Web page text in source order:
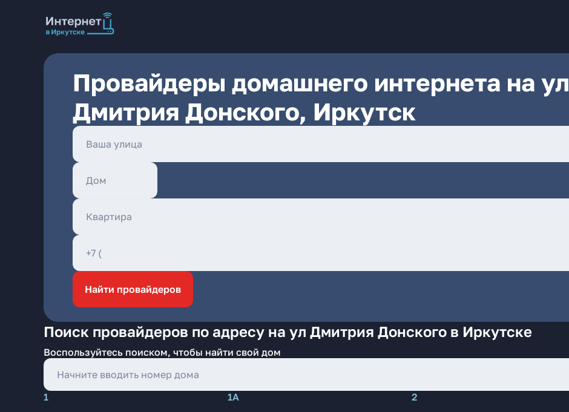
Провайдеры домашнего интернета на ул
Дмитрия Донского, Иркутск
Найти провайдеров
Поиск провайдеров по адресу на ул Дмитрия Донского в Иркутске
Воспользуйтесь поиском, чтобы найти свой дом
1 1А 2